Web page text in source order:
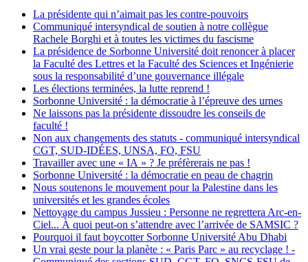
La présidente qui n’aimait pas les contre-pouvoirs
Communiqué intersyndical de soutien à notre collègue
Rachele Borghi et à toutes les victimes du fascisme
La présidence de Sorbonne Université doit renoncer à placer
la Faculté des Lettres et la Faculté des Sciences et Ingénierie
sous la responsabilité d’une gouvernance illégale
Les élections terminées, la lutte reprend !
Sorbonne Université : la démocratie à l’épreuve des urnes
Ne laissons pas la présidente dissoudre les conseils de
faculté !
Non aux changements des statuts - communiqué intersyndical
CGT, SUD-IDÉES, UNSA, FO, FSU
Travailler avec une « IA » ? Je préfèrerais ne pas !
Sorbonne Université : la démocratie en peau de chagrin
Nous soutenons le mouvement pour la Palestine dans les
universités et les grandes écoles
Nettoyage du campus Jussieu : Personne ne regrettera Arc-en-
Ciel... À quoi peut-on s’attendre avec l’arrivée de SAMSIC ?
Pourquoi il faut boycotter Sorbonne Université Abu Dhabi
Un vrai geste pour la planète : « Paris Parc » au recyclage ! -